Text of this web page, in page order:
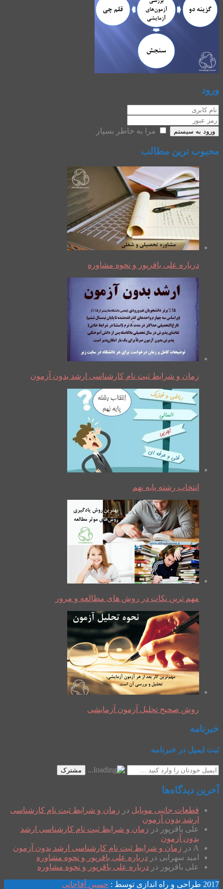
ورود
ورود به سیستم مرا به خاطر بسپار
محبوب ترین مطالب
درباره علی باقرپور و نحوه مشاوره
زمان و شرایط ثبت نام کارشناسی ارشد بدون آزمون
انتخاب رشته پایه نهم
مهم ترین نکات در روش های مطالعه و مرور
روش صحیح تحلیل آزمون آزمایشی
خبرنامه
ثبت ایمیل در خبرنامه
مشترک
آخرین دیدگاه‌ها
قطعات جانبی موبایل در زمان و شرایط ثبت نام کارشناسی
ارشد بدون آزمون
علی باقرپور در زمان و شرایط ثبت نام کارشناسی ارشد
بدون آزمون
A در زمان و شرایط ثبت نام کارشناسی ارشد بدون آزمون
امید سهرابی در درباره علی باقرپور و نحوه مشاوره
علی باقرپور در درباره علی باقرپور و نحوه مشاوره
2017 طراحی و راه اندازی توسط : حسین آقاجانی